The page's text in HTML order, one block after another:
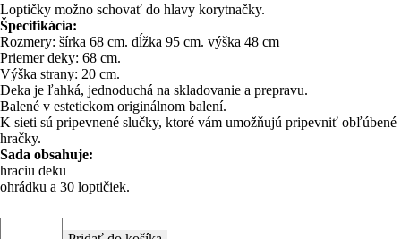
Loptičky možno schovať do hlavy korytnačky.
Špecifikácia:
Rozmery: šírka 68 cm. dĺžka 95 cm. výška 48 cm
Priemer deky: 68 cm.
Výška strany: 20 cm.
Deka je ľahká, jednoduchá na skladovanie a prepravu.
Balené v estetickom originálnom balení.
K sieti sú pripevnené slučky, ktoré vám umožňujú pripevniť obľúbené
hračky.
Sada obsahuje:
hraciu deku
ohrádku a 30 loptičiek.